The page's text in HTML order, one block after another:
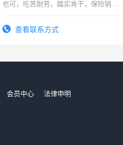
也可，吃苦耐劳，踏实肯干，保险销售
查看联系方式
会员中心
法律申明